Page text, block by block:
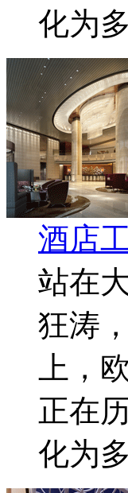
化为
酒店
站在
狂涛
上，
正在
化为